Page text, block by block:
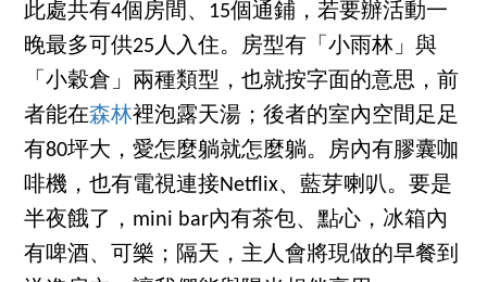
此處共有​4個房間、15個通鋪，若要辦活動一
晚最多可供25人入住。房型有「小雨林」與
「小穀倉」兩種類型，也就按字面的意思，前
者能在森林裡泡露天湯；後者的室內空間足足
有80坪大，愛怎麼躺就怎麼躺。房內有膠囊咖
啡機，也有電視連接Netflix、藍芽喇叭。要是
半夜餓了，mini bar內有茶包、點心，冰箱內
有啤酒、可樂；隔天，主人會將現做的早餐到